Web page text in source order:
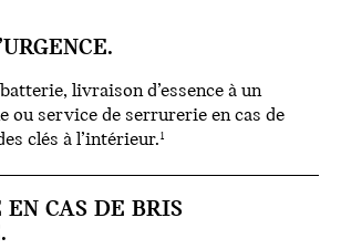
livraison d’essence à un
ou service de serrurerie en cas de
clés à l’intérieur. 1
EN CAS DE BRIS